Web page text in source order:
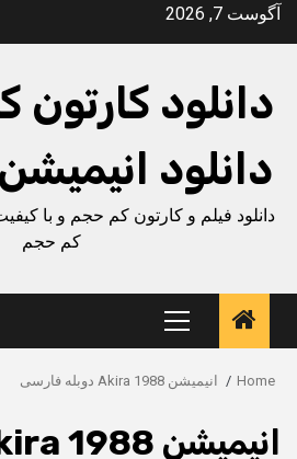
Skipآگوست 7, 2026
دانلود
دانلود
دانلود فیلم و کارتون کم حجم و با
کم حجم
Primary
Menu
Home انیمیشن Akira 1988 دوبله فارسی